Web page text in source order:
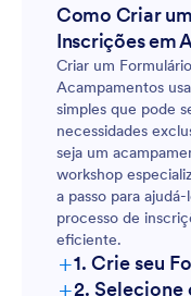
Como Criar
Inscrições em
Criar um
Acampamentos
simples que pode
necessidades
seja um
workshop
a passo para
processo de
eficiente.
+1. Crie seu
+2. Selecione